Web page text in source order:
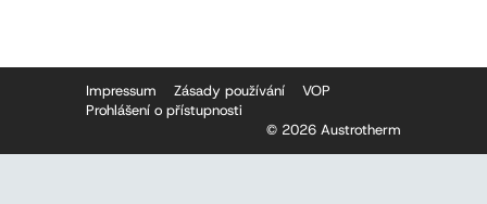
Impressum Zásady používání
VOP
Prohlášení o přístupnosti
© 2026 Austrotherm